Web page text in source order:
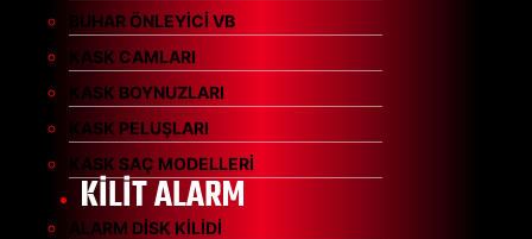
BUHAR ÖNLEYİCİ VB
KASK CAMLARI
KASK BOYNUZLARI
KASK PELUŞLARI
KASK SAÇ MODELLERİ
KİLİT ALARM
ALARM DİSK KİLİDİ